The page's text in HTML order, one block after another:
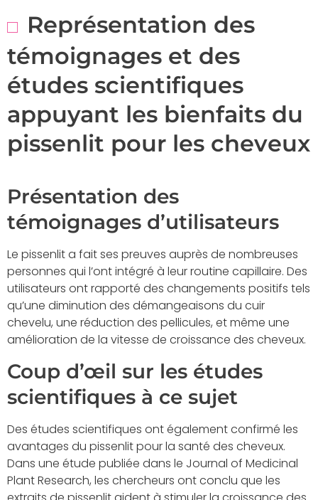
Représentation des
témoignages et des
études scientifiques
appuyant les bienfaits du
pissenlit pour les cheveux
Présentation des
témoignages d’utilisateurs
Le pissenlit a fait ses preuves auprès de nombreuses
personnes qui l’ont intégré à leur routine capillaire. Des
utilisateurs ont rapporté des changements positifs tels
qu’une diminution des démangeaisons du cuir
chevelu, une réduction des pellicules, et même une
amélioration de la vitesse de croissance des cheveux.
Coup d’œil sur les études
scientifiques à ce sujet
Des études scientifiques ont également confirmé les
avantages du pissenlit pour la santé des cheveux.
Dans une étude publiée dans le Journal of Medicinal
Plant Research, les chercheurs ont conclu que les